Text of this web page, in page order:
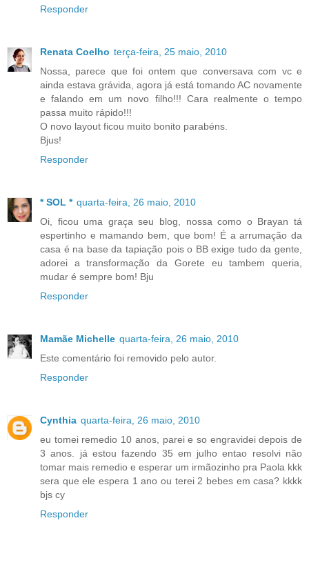
Responder
Renata Coelho terça-feira, 25 maio, 2010
Nossa, parece que foi ontem que conversava com vc e
ainda estava grávida, agora já está tomando AC novamente
e falando em um novo filho!!! Cara realmente o tempo
passa muito rápido!!!
O novo layout ficou muito bonito parabéns.
Bjus!
Responder
* SOL * quarta-feira, 26 maio, 2010
Oi, ficou uma graça seu blog, nossa como o Brayan tá
espertinho e mamando bem, que bom! É a arrumação da
casa é na base da tapiação pois o BB exige tudo da gente,
adorei a transformação da Gorete eu tambem queria,
mudar é sempre bom! Bju
Responder
Mamãe Michelle quarta-feira, 26 maio, 2010
Este comentário foi removido pelo autor.
Responder
Cynthia quarta-feira, 26 maio, 2010
eu tomei remedio 10 anos, parei e so engravidei depois de
3 anos. já estou fazendo 35 em julho entao resolvi não
tomar mais remedio e esperar um irmãozinho pra Paola kkk
sera que ele espera 1 ano ou terei 2 bebes em casa? kkkk
bjs cy
Responder